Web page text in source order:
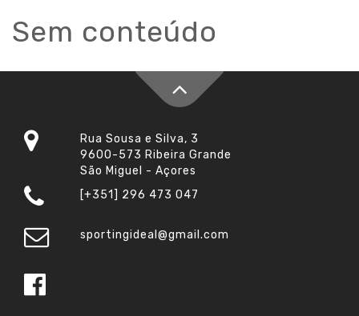
Sem conteúdo
Rua Sousa e Silva, 3
9600-573 Ribeira Grande
São Miguel - Açores
[+351] 296 473 047
sportingideal@gmail.com